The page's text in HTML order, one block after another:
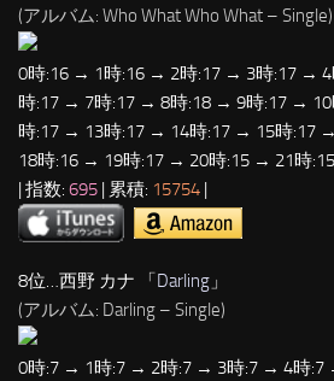
(アルバム: Who What Who What – Single)
0時:16 → 1時:16 → 2時:17 → 3時:17 →
時:17 → 7時:17 → 8時:18 → 9時:17 →
時:17 → 13時:17 → 14時:17 → 15時:17
18時:16 → 19時:17 → 20時:15 → 21時
| 指数: 695 | 累積: 15754 |
8位…西野 カナ 「Darling 」
(アルバム: Darling – Single)
0時:7 → 1時:7 → 2時:7 → 3時:7 → 4時